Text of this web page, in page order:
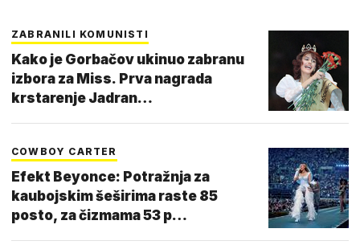
ZABRANILI KOMUNISTI
Kako je Gorbačov ukinuo zabranu
izbora za Miss. Prva nagrada
krstarenje Jadran…
COWBOY CARTER
Efekt Beyonce: Potražnja za
kaubojskim šeširima raste 85
posto, za čizmama 53 p…